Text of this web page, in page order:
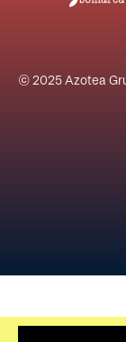
© 2025 Azotea